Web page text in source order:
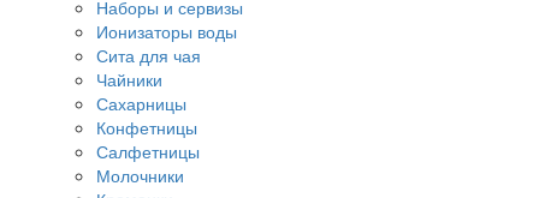
Наборы и сервизы
Ионизаторы воды
Сита для чая
Чайники
Сахарницы
Конфетницы
Салфетницы
Молочники